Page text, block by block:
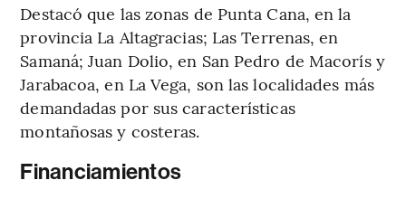
Destacó que las zonas de Punta Cana, en la
provincia La Altagracias; Las Terrenas, en
Samaná; Juan Dolio, en San Pedro de Macorís y
Jarabacoa, en La Vega, son las localidades más
demandadas por sus características
montañosas y costeras.
Financiamientos